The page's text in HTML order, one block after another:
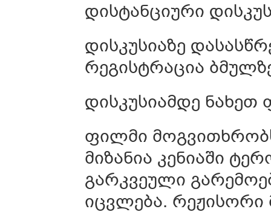
დისტანციური
დისკუსიაზე
რეგისტრაცია
დისკუსიამდე
ფილმი
მიზანია კენიაში
გარკვეული
იცვლება. რეჟისორი